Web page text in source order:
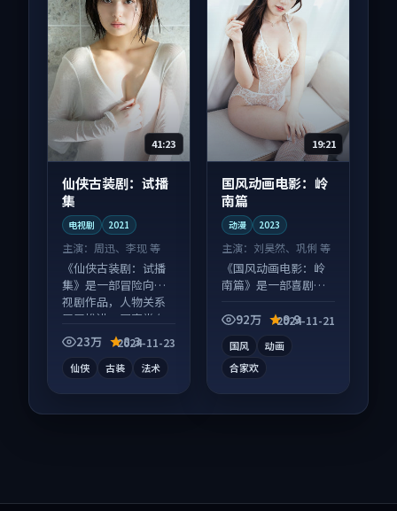
41:23
仙侠古装剧：试播
集
电视剧 2021
主演： 周迅、李现 等
《仙侠古装剧：试播
集》是一部冒险向电
视剧作品，人物关系
层层推进，尾声常有
情绪落点。
23万 8.3
2024-11-23
仙侠 古装 法术
19:21
国风动画电影：岭
南篇
动漫 2023
主演： 刘昊然、巩俐 等
《国风动画电影：岭
南篇》是一部喜剧向
发酵，适合周末一口
92万 9.9
2024-11-21
国风
动画
合家欢